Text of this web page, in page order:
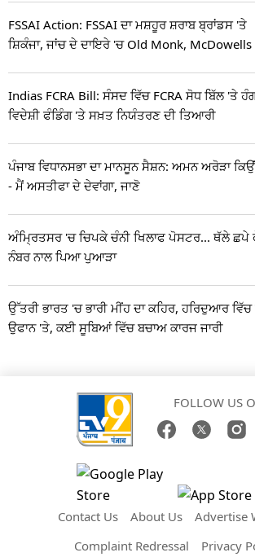
FSSAI Action: FSSAI ਦਾ ਮਸ਼ਹੂਰ ਸ਼ਰਾਬ ਬ੍ਰਾਂਡਸ 'ਤੇ
ਸ਼ਿਕੰਜਾ, ਜਾਂਚ ਦੇ ਦਾਇਰੇ 'ਚ Old Monk, McDowells
Indias FCRA Bill: ਸੰਸਦ ਵਿੱਚ FCRA ਸੋਧ ਬਿੱਲ 'ਤੇ
ਵਿਦੇਸ਼ੀ ਫੰਡਿੰਗ 'ਤੇ ਸਖ਼ਤ ਨਿਯੰਤਰਣ ਦੀ ਤਿਆਰੀ
ਪੰਜਾਬ ਵਿਧਾਨਸਭਾ ਦਾ ਮਾਨਸੂਨ ਸੈਸ਼ਨ: ਅਮਨ ਅਰੋੜਾ
- ਮੈਂ ਅਸਤੀਫਾ ਦੇ ਦੇਵਾਂਗਾ, ਜਾਣੋ
ਅੰਮ੍ਰਿਤਸਰ 'ਚ ਚਿਪਕੇ ਚੰਨੀ ਖਿਲਾਫ ਪੋਸਟਰ... ਥੱਲੇ ਛਪੇ
ਨੰਬਰ ਨਾਲ ਪਿਆ ਪੁਆੜਾ
ਉੱਤਰੀ ਭਾਰਤ 'ਚ ਭਾਰੀ ਮੀਂਹ ਦਾ ਕਹਿਰ, ਹਰਿਦੁਆਰ ਵਿੱਚ
ਉਫਾਨ 'ਤੇ, ਕਈ ਸੂਬਿਆਂ ਵਿੱਚ ਬਚਾਅ ਕਾਰਜ ਜਾਰੀ
FOLLOW US
Contact Us About Us
Advertise
Complaint Redressal
Privacy